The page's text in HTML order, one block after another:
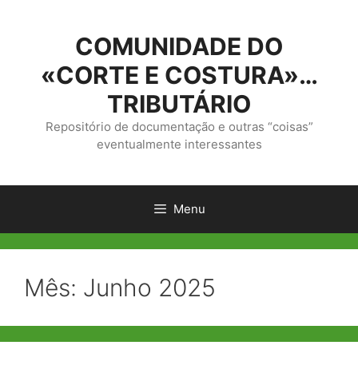
conteúdo
COMUNIDADE DO
«CORTE E COSTURA»…
TRIBUTÁRIO
Repositório de documentação e outras “coisas”
eventualmente interessantes
Menu
Mês: Junho 2025